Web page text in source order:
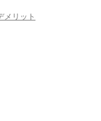
メリット